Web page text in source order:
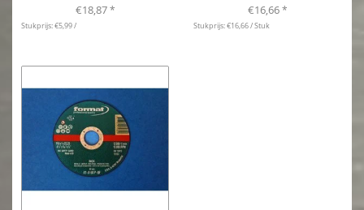
€18,87 *
Stukprijs: €5,99 /
€16,66 *
Stukprijs: €16,66 / Stuk